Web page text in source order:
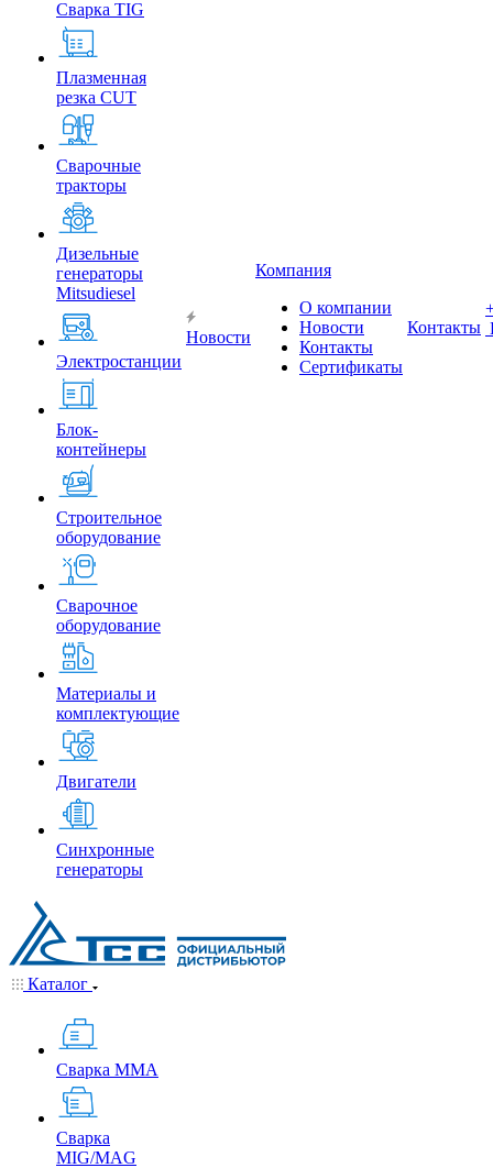
Сварка TIG
Плазменная
резка CUT
Сварочные
тракторы
Дизельные
генераторы
Mitsudiesel
Электростанции
Блок-
контейнеры
Строительное
оборудование
Сварочное
оборудование
Материалы и
комплектующие
Двигатели
Синхронные
генераторы
Новости
Компания
О компании
Новости
Контакты
Сертификаты
Контакты
Каталог
Сварка MMA
Сварка
MIG/MAG